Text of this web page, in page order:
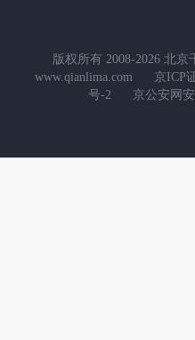
版权所有 2008-2026 北京
www.qianlima.com
京ICP
号-2
京公安网